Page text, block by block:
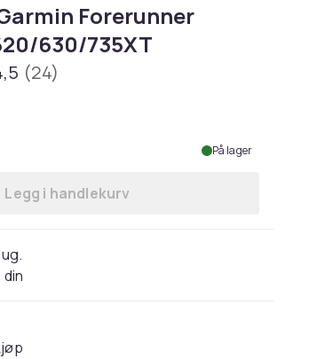
Forerunner
630/735XT
(24)
På lager
Legg Klokkereim til Garmin
Legg i handlekurv